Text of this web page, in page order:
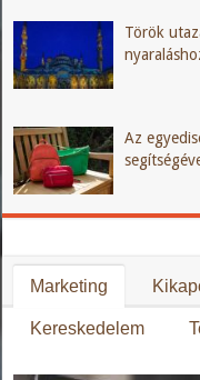
Török
Az
Marketing
Kereskedelem